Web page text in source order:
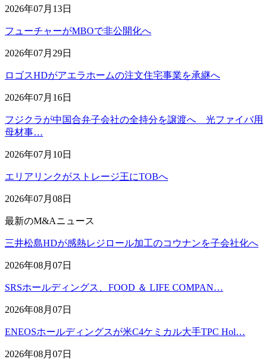
2026年07月13日
フューチャーがMBOで非公開化へ
2026年07月29日
ロゴスHDがアエラホームの注文住宅事業を承継へ
2026年07月16日
フジクラが中国合弁子会社の全持分を譲渡へ 光ファイバ用
母材事…
2026年07月10日
エリアリンクがストレージ王にTOBへ
2026年07月08日
最新のM&Aニュース
三井松島HDが感熱レジロール加工のコウナンを子会社化へ
2026年08月07日
SRSホールディングス、FOOD ＆ LIFE COMPAN…
2026年08月07日
ENEOSホールディングスが米C4ケミカル大手TPC Hol…
2026年08月07日